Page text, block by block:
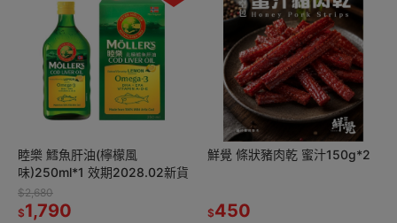
睦樂 鱈魚肝油(檸檬風
味)250ml*1 效期2028.02新貨
$2,680
$1,790
鮮覺 條狀豬肉乾 蜜汁150g*2
$450